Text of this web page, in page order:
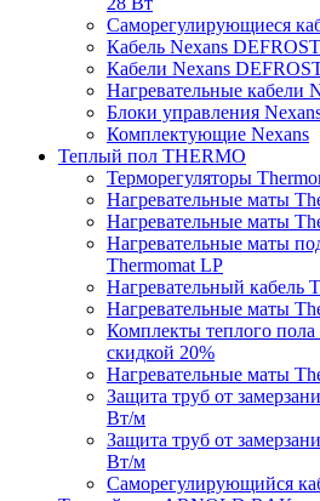
Саморегулирующиеся
Кабель Nexans
Кабели Nexans
Нагревательные кабели
Блоки управления
Комплектующие Nexans
Теплый пол THERMO
Терморегуляторы
Нагревательные маты
Нагревательные маты
Нагревательные маты
Thermomat LP
Нагревательный кабель
Нагревательные маты
Комплекты теплого пола
скидкой 20%
Нагревательные маты
Защита труб от
Вт/м
Защита труб от
Вт/м
Саморегулирующийся